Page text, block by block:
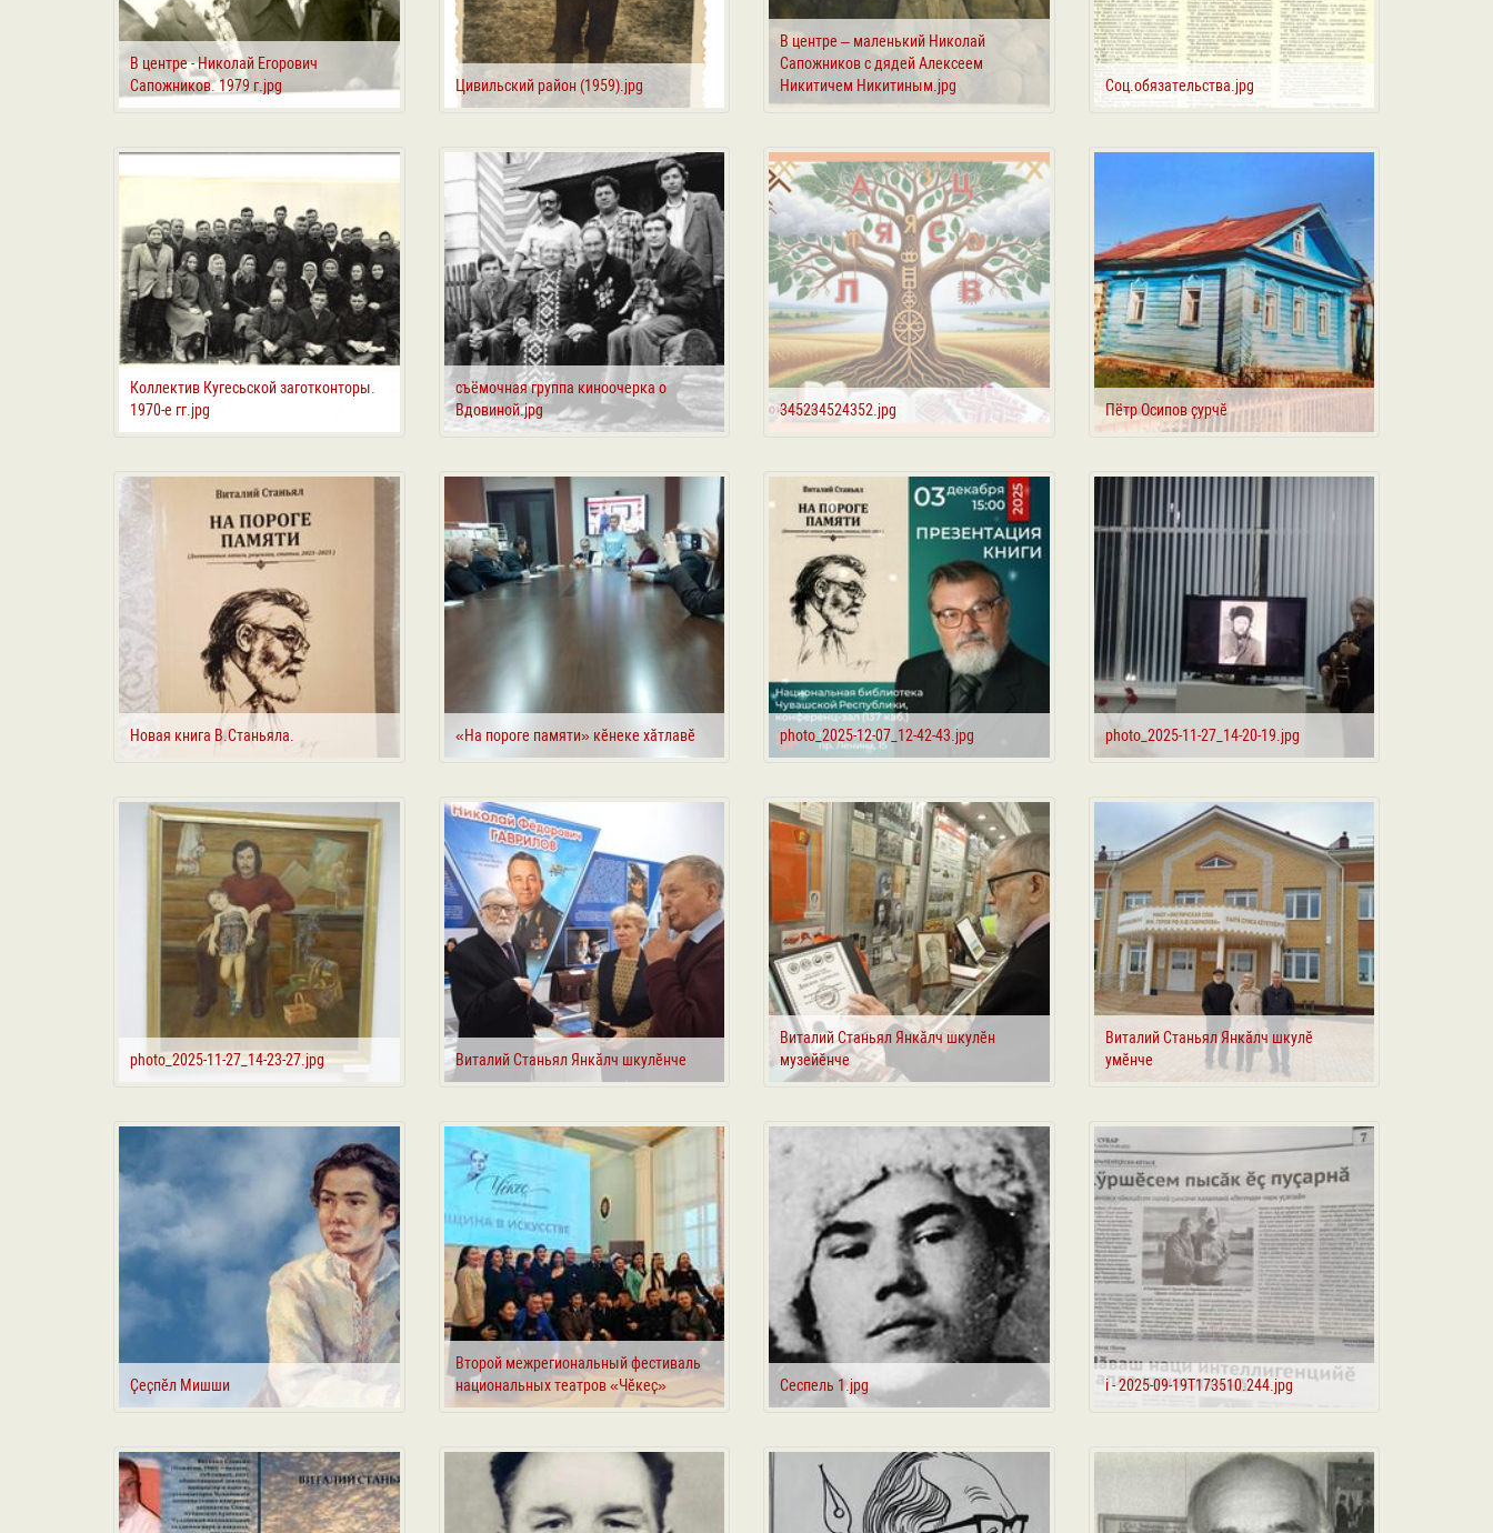
В центре - Николай Егорович
Сапожников. 1979 г.jpg
Цивильский район (1959).jpg
В центре – маленький Николай
Сапожников с дядей Алексеем
Никитичем Никитиным.jpg
Соц.обязательства.jpg
Коллектив Кугесьской заготконторы.
1970-е гг.jpg
съёмочная группа киноочерка о
Вдовиной.jpg
345234524352.jpg Пётр Осипов ҫурчӗ
Новая книга В.Станьяла. «На пороге памяти» кӗнеке хӑтлавӗ photo_2025-12-07_12-42-43.jpg photo_2025-11-27_14-20-19.jpg
photo_2025-11-27_14-23-27.jpg Виталий Станьял Янкӑлч шкулӗнче
Виталий Станьял Янкӑлч шкулӗн
музейӗнче
Виталий Станьял Янкӑлч шкулӗ
умӗнче
Ҫеҫпӗл Мишши
Второй межрегиональный фестиваль
национальных театров «Чӗкеҫ»
Сеспель 1.jpg i - 2025-09-19T173510.244.jpg